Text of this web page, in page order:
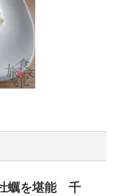
蠣を堪能 千